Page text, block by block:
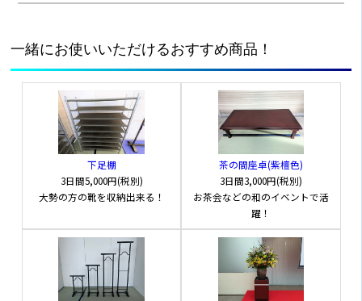
一緒にお使いいただけるおすすめ商品！
下足棚
3日間5,000円(税別)
大勢の方の靴を収納出来る！
茶の間座卓(紫檀色)
3日間3,000円(税別)
お茶会などの和のイベントで活
躍！